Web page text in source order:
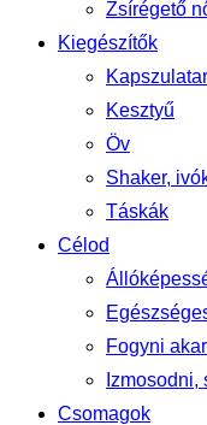
Zsírégető
Kiegészítők
Kesztyű
Öv
Shaker,
Táskák
Célod
Fogyni
Izmosodni,
Csomagok